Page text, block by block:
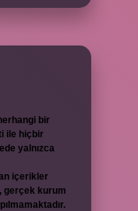
bir
ile hiçbir
yalnızca
içerikler
gerçek kurum